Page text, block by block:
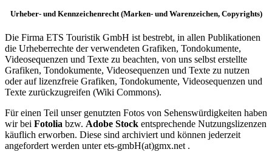
Urheber- und Kennzeichenrecht (Marken- und Warenzeichen, Copyrights)
Die Firma ETS Touristik GmbH ist bestrebt, in allen Publikationen
die Urheberrechte der verwendeten Grafiken, Tondokumente,
Videosequenzen und Texte zu beachten, von uns selbst erstellte
Grafiken, Tondokumente, Videosequenzen und Texte zu nutzen
oder auf lizenzfreie Grafiken, Tondokumente, Videosequenzen und
Texte zurückzugreifen (Wiki Commons).
Für einen Teil unser genutzten Fotos von Sehenswürdigkeiten haben
wir bei Fotolia bzw. Adobe Stock entsprechende Nutzungslizenzen
käuflich erworben. Diese sind archiviert und können jederzeit
angefordert werden unter ets-gmbH(at)gmx.net .